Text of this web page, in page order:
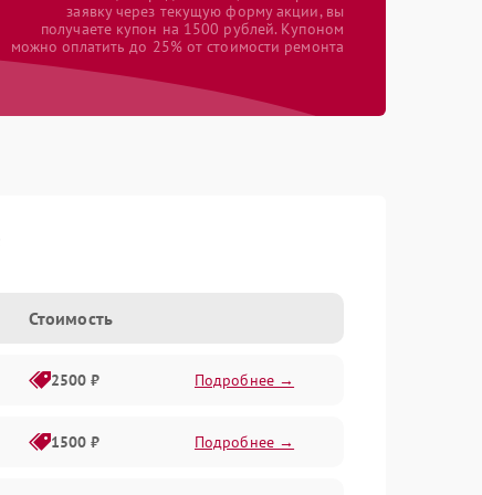
заявку через текущую форму акции, вы
получаете купон на 1500 рублей. Купоном
можно оплатить до 25% от стоимости ремонта
Стоимость
2500 ₽ Подробнее →
1500 ₽ Подробнее →